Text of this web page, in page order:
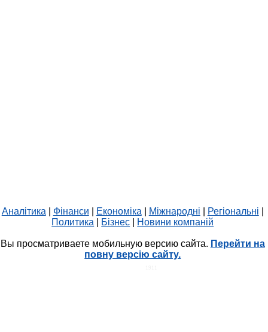
Аналітика Фінанси Економіка Міжнародні Регіональні
Политика
Бізнес Новини компаній
Вы просматриваете мобильную версию сайта. Перейти на
повну версію сайту.